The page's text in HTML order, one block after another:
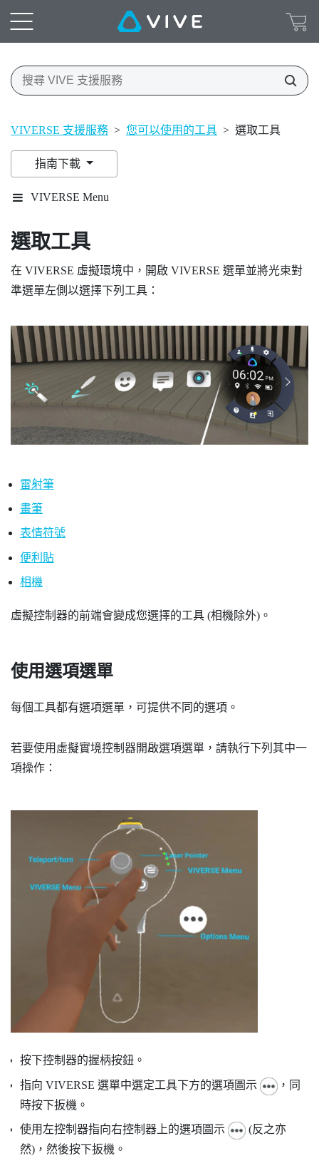
VIVERSE 支援服務 > 您可以使用的工具 > 選取工具
指南下載
VIVERSE Menu
選取工具
在 VIVERSE 虛擬環境中，開啟 VIVERSE 選單並將光束對
準選單左側以選擇下列工具：
雷射筆
畫筆
表情符號
便利貼
相機
虛擬控制器的前端會變成您選擇的工具 (相機除外)。
使用選項選單
每個工具都有選項選單 ，可提供不同的選項。
若要使用虛擬實境控制器開啟選項選單 ，請執行下列其中一
項操作：
按下控制器的握柄按鈕。
指向 VIVERSE 選單中選定工具下方的選項圖示
，同
時按下扳機 。
使用左控制器指向右控制器上的選項圖示
(反之亦
然)，然後按下扳機 。